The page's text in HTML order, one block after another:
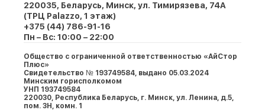
220035, Беларусь, Минск, ул. Тимирязева, 74A
(ТРЦ Palazzo, 1 этаж)
+375 (44) 786-91-16
Пн – Вс: 10:00 – 22:00
Общество с ограниченной ответственностью «АйСтор
Плюс»
Свидетельство № 193749584, выдано 05.03.2024
Минским горисполкомом
УНП 193749584
220030, Республика Беларусь, г. Минcк, ул. Ленина, д.5,
пом. 3Н, комн. 1